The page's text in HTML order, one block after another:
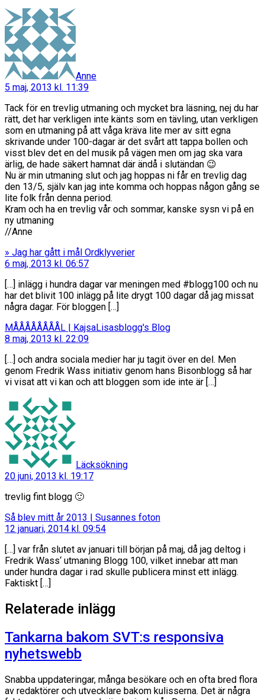
Anne
5 maj, 2013 kl. 11:39
Tack för en trevlig utmaning och mycket bra läsning, nej du har
rätt, det har verkligen inte känts som en tävling, utan verkligen
som en utmaning på att våga kräva lite mer av sitt egna
skrivande under 100-dagar är det svårt att tappa bollen och
visst blev det en del musik på vägen men om jag ska vara
ärlig, de hade säkert hamnat där ändå i slutändan 😉
Nu är min utmaning slut och jag hoppas ni får en trevlig dag
den 13/5, själv kan jag inte komma och hoppas någon gång se
lite folk från denna period.
Kram och ha en trevlig vår och sommar, kanske sysn vi på en
ny utmaning
//Anne
» Jag har gått i mål Ordklyveriersäger:
6 maj, 2013 kl. 06:57
[…] inlägg i hundra dagar var meningen med #blogg100 och nu
har det blivit 100 inlägg på lite drygt 100 dagar då jag missat
några dagar. För bloggen […]
MÅÅÅÅÅÅÅÅL | KajsaLisasblogg's Blogsäger:
8 maj, 2013 kl. 22:09
[…] och andra sociala medier har ju tagit över en del. Men
genom Fredrik Wass initiativ genom hans Bisonblogg så har
vi visat att vi kan och att bloggen som ide inte är […]
Läcksökning
20 juni, 2013 kl. 19:17
trevlig fint blogg 🙂
Så blev mitt år 2013 | Susannes fotonsäger:
12 januari, 2014 kl. 09:54
[…] var från slutet av januari till början på maj, då jag deltog i
Fredrik Wass‘ utmaning Blogg 100, vilket innebar att man
under hundra dagar i rad skulle publicera minst ett inlägg.
Faktiskt […]
Relaterade inlägg
Tankarna bakom SVT:s responsiva
nyhetswebb
Snabba uppdateringar, många besökare och en ofta bred flora
av redaktörer och utvecklare bakom kulisserna. Det är några